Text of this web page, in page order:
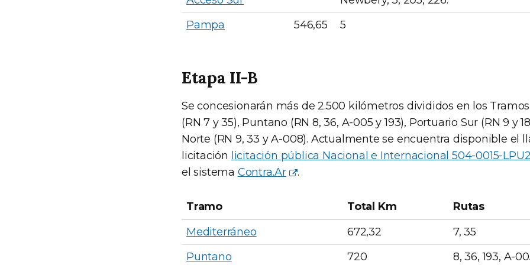
Pampa
546,65 5
Etapa II-B
Se concesionarán más de 2.500 kilómetros divididos en los
(RN 7 y 35), Puntano (RN 8, 36, A-005 y 193), Portuario Sur (RN 9 y
Norte (RN 9, 33 y A-008). Actualmente se encuentra disponible el
licitación licitación pública Nacional e Internacional 504-0015-
el sistema Contra.Ar .
Tramo Total Km
Rutas
Mediterráneo
672,32
7, 35
Puntano
720 8, 36, 193, A-